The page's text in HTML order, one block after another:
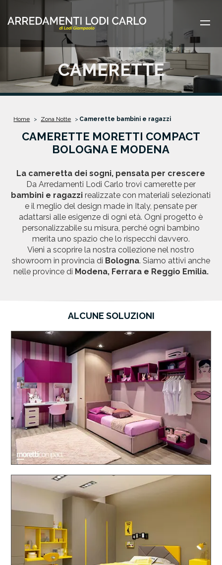
Vai al contenuto principale
CAMERETTE
Home Zona Notte Camerette bambini e ragazzi
CAMERETTE MORETTI COMPACT
BOLOGNA E MODENA
La cameretta dei sogni, pensata per crescere
Da Arredamenti Lodi Carlo trovi camerette per
bambini e ragazzi realizzate con materiali selezionati
e il meglio del design made in Italy, pensate per
adattarsi alle esigenze di ogni età. Ogni progetto è
personalizzabile su misura, perché ogni bambino
merita uno spazio che lo rispecchi davvero.
Vieni a scoprire la nostra collezione nel nostro
showroom in provincia di Bologna. Siamo attivi anche
nelle province di Modena, Ferrara e Reggio Emilia.
ALCUNE SOLUZIONI